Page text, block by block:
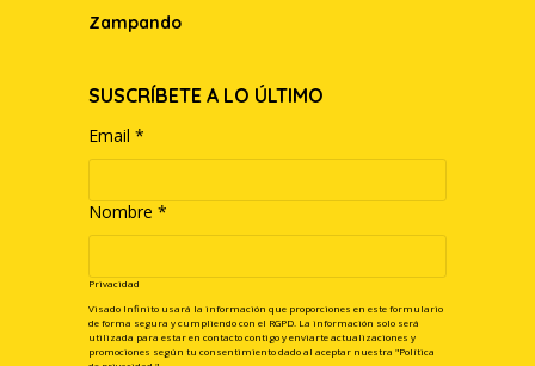
Zampando
SUSCRÍBETE A LO ÚLTIMO
Email *
Nombre *
Privacidad
Visado Infinito usará la información que proporciones en este formulario
de forma segura y cumpliendo con el RGPD. La información solo será
utilizada para estar en contacto contigo y enviarte actualizaciones y
promociones según tu consentimiento dado al aceptar nuestra "Política